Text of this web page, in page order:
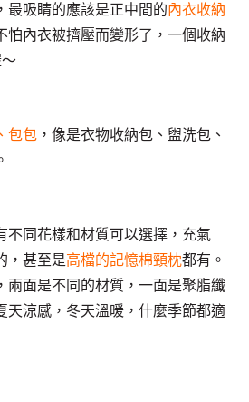
最吸睛的應該是正中間的內衣收納
怕內衣被擠壓而變形了，一個收納
包包 ，像是衣物收納包、盥洗包、
不同花樣和材質可以選擇，充氣
，甚至是高檔的記憶棉頸枕都有。
兩面是不同的材質，一面是聚脂纖
天涼感，冬天溫暖，什麼季節都適